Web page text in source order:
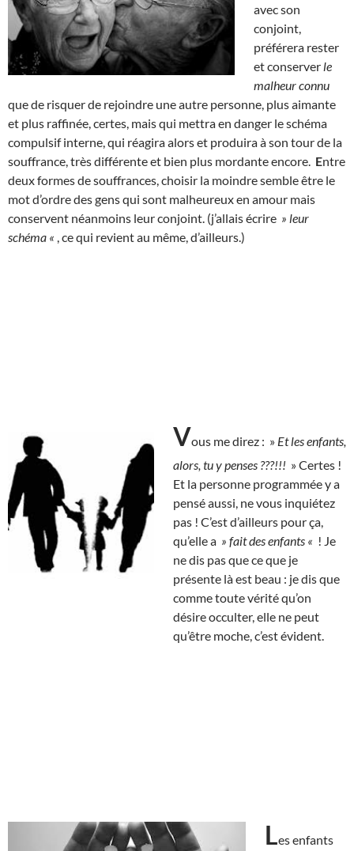
avec son
conjoint,
préférera rester
et conserver le
malheur connu
que de risquer de rejoindre une autre personne, plus aimante
et plus raffinée, certes, mais qui mettra en danger le schéma
compulsif interne, qui réagira alors et produira à son tour de la
souffrance, très différente et bien plus mordante encore. Entre
deux formes de souffrances, choisir la moindre semble être le
mot d’ordre des gens qui sont malheureux en amour mais
conservent néanmoins leur conjoint. (j’allais écrire » leur
schéma « , ce qui revient au même, d’ailleurs.)
Vous me direz : » Et les enfants,
alors, tu y penses ???!!! » Certes !
Et la personne programmée y a
pensé aussi, ne vous inquiétez
pas ! C’est d’ailleurs pour ça,
qu’elle a » fait des enfants « ! Je
ne dis pas que ce que je
présente là est beau : je dis que
comme toute vérité qu’on
désire occulter, elle ne peut
qu’être moche, c’est évident.
Les enfants